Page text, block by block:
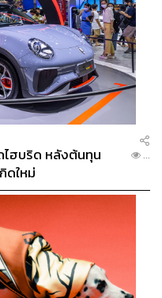
ไฮบริด หลังต้นทุน
ดใหม่
...